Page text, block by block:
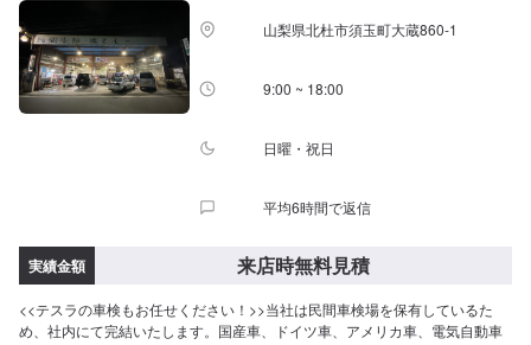
山梨県北杜市須玉町大蔵860-1
9:00 ~ 18:00
日曜・祝日
平均6時間で返信
実績金額 来店時無料見積
<<テスラの車検もお任せください！>>当社は民間車検場を保有しているた
め、社内にて完結いたします。国産車、ドイツ車、アメリカ車、電気自動車